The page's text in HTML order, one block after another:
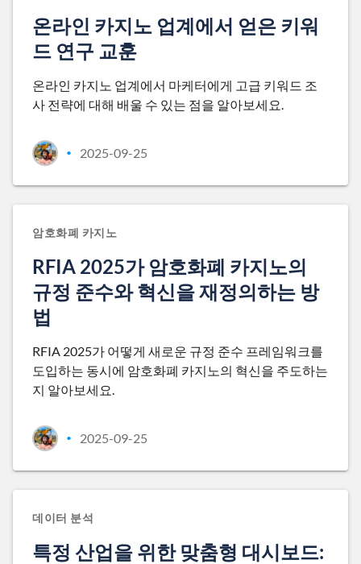
온라인 카지노 업계에서 얻은 키워
드 연구 교훈
온라인 카지노 업계에서 마케터에게 고급 키워드 조
사 전략에 대해 배울 수 있는 점을 알아보세요.
• 2025-09-25
암호화폐 카지노
RFIA 2025가 암호화폐 카지노의
규정 준수와 혁신을 재정의하는 방
법
RFIA 2025가 어떻게 새로운 규정 준수 프레임워크를
도입하는 동시에 암호화폐 카지노의 혁신을 주도하는
지 알아보세요.
• 2025-09-25
데이터 분석
특정 산업을 위한 맞춤형 대시보드: